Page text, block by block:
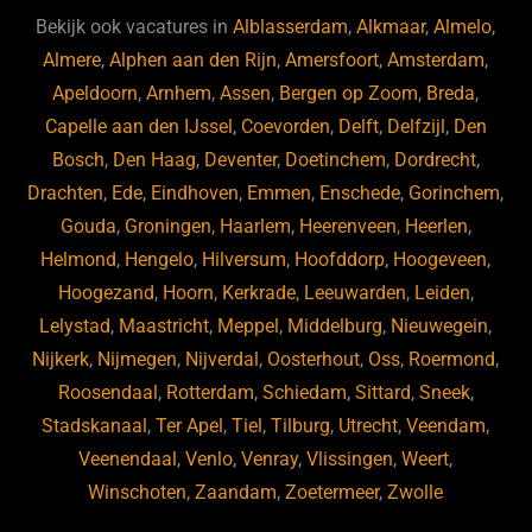
b
o
o
k
ky dI
n
Bekijk ook vacatures inAlblasserdam,Alkmaar,Almelo,
Almere,Alphen aan den Rijn,Amersfoort,Amsterdam,
Apeldoorn,Arnhem,Assen, Bergen op Zoom, Breda,
Capelle aan den IJssel , Coevorden, Delft, Delfzijl , Den
Bosch, Den Haag, Deventer, Doetinchem, Dordrecht,
Drachten, Ede, Eindhoven, Emmen, Enschede, Gorinchem,
Gouda, Groningen, Haarlem, Heerenveen, Heerlen,
Helmond, Hengelo, Hilversum, Hoofddorp, Hoogeveen,
Hoogezand, Hoorn, Kerkrade, Leeuwarden, Leiden,
Lelystad, Maastricht, Meppel , Middelburg, Nieuwegein,
Nijkerk, Nijmegen, Nijverdal , Oosterhout, Oss, Roermond,
Roosendaal , Rotterdam, Schiedam, Sittard, Sneek,
Stadskanaal ,Ter Apel ,Tiel ,Tilburg, Utrecht,Veendam,
Veenendaal ,Venlo,Venray,Vlissingen,Weert,
Winschoten,Zaandam,Zoetermeer,Zwolle